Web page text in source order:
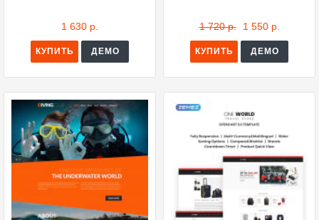
1 630 р.
КУПИТЬ ДЕМО
1 720 р. 1 550 р.
КУПИТЬ ДЕМО